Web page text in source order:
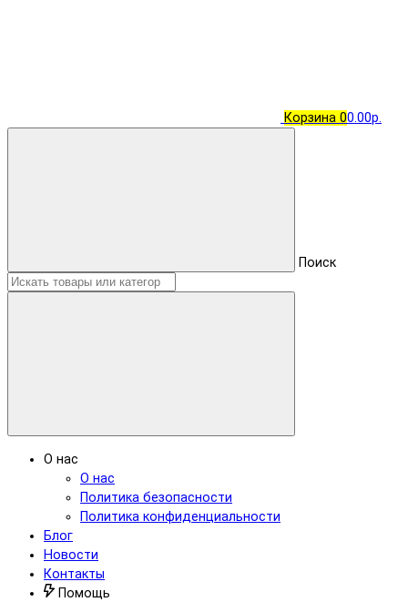
Корзина 00.00р.
Поиск
О нас
О нас
Политика безопасности
Политика конфиденциальности
Блог
Новости
Контакты
Помощь